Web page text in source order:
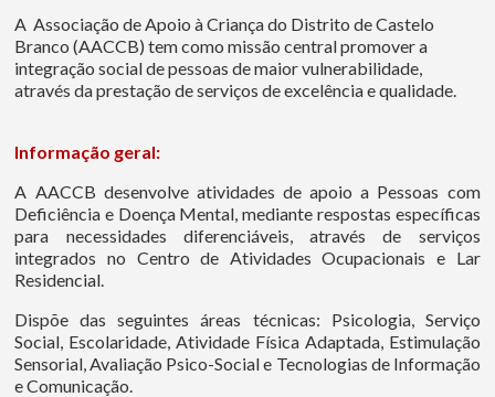
A Associação de Apoio à Criança do Distrito de Castelo
Branco (AACCB) tem como missão central promover a
integração social de pessoas de maior vulnerabilidade,
através da prestação de serviços de excelência e qualidade.
Informação geral:
A AACCB desenvolve atividades de apoio a Pessoas com
Deficiência e Doença Mental, mediante respostas específicas
para necessidades diferenciáveis, através de serviços
integrados no Centro de Atividades Ocupacionais e Lar
Residencial.
Dispõe das seguintes áreas técnicas: Psicologia, Serviço
Social, Escolaridade, Atividade Física Adaptada, Estimulação
Sensorial, Avaliação Psico-Social e Tecnologias de Informação
e Comunicação.